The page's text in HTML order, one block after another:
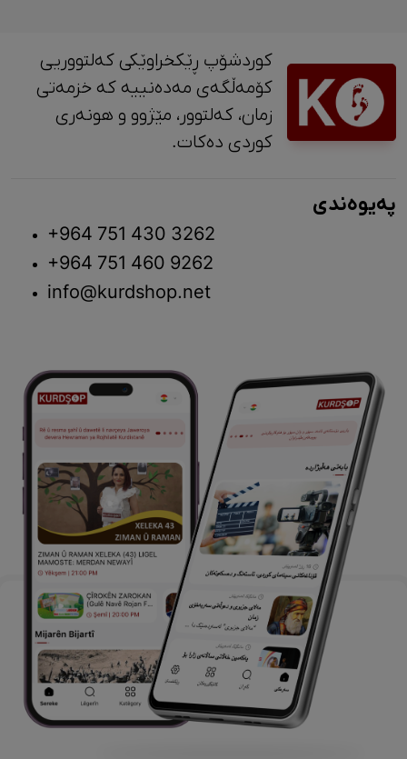
کوردشۆپ ڕێکخراوێکی کەلتووریی
کۆمەڵگەی مەدەنییە کە خزمەتی
زمان، کەلتوور، مێژوو و ‎هونەری
کوردی دەکات.
پەیوەندی
+964 751 430 3262
+964 751 460 9262
info@kurdshop.net